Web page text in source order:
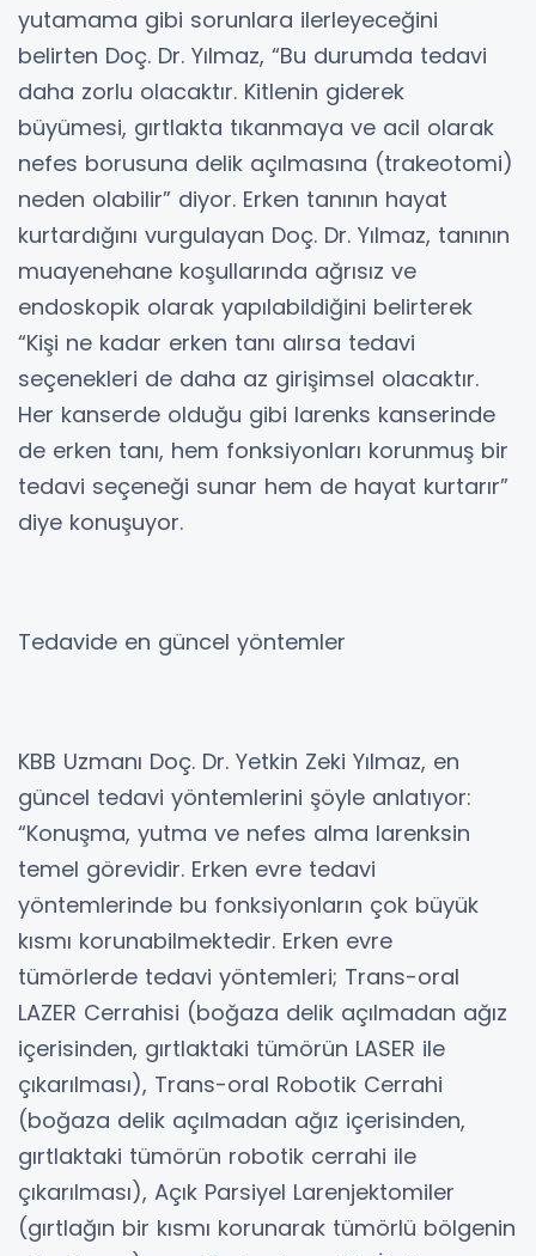
yutamama gibi sorunlara ilerleyeceğini
belirten Doç. Dr. Yılmaz, “Bu durumda tedavi
daha zorlu olacaktır. Kitlenin giderek
büyümesi, gırtlakta tıkanmaya ve acil olarak
nefes borusuna delik açılmasına (trakeotomi)
neden olabilir” diyor. Erken tanının hayat
kurtardığını vurgulayan Doç. Dr. Yılmaz, tanının
muayenehane koşullarında ağrısız ve
endoskopik olarak yapılabildiğini belirterek
“Kişi ne kadar erken tanı alırsa tedavi
seçenekleri de daha az girişimsel olacaktır.
Her kanserde olduğu gibi larenks kanserinde
de erken tanı, hem fonksiyonları korunmuş bir
tedavi seçeneği sunar hem de hayat kurtarır”
diye konuşuyor.
Tedavide en güncel yöntemler
KBB Uzmanı Doç. Dr. Yetkin Zeki Yılmaz, en
güncel tedavi yöntemlerini şöyle anlatıyor:
“Konuşma, yutma ve nefes alma larenksin
temel görevidir. Erken evre tedavi
yöntemlerinde bu fonksiyonların çok büyük
kısmı korunabilmektedir. Erken evre
tümörlerde tedavi yöntemleri; Trans-oral
LAZER Cerrahisi (boğaza delik açılmadan ağız
içerisinden, gırtlaktaki tümörün LASER ile
çıkarılması), Trans-oral Robotik Cerrahi
(boğaza delik açılmadan ağız içerisinden,
gırtlaktaki tümörün robotik cerrahi ile
çıkarılması), Açık Parsiyel Larenjektomiler
(gırtlağın bir kısmı korunarak tümörlü bölgenin